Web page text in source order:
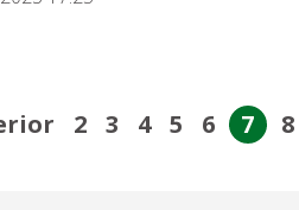
2 3 4 5 6 7 8